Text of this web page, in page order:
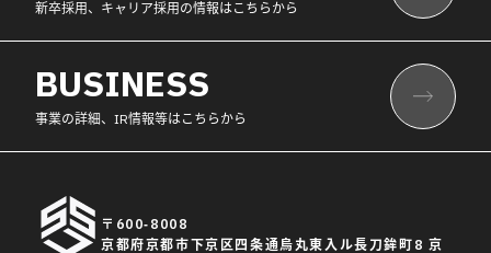
新卒採用、キャリア採用の情報はこちらから
BUSINESS
事業の詳細、IR情報等はこちらから
〒600-8008
京都府京都市下京区四条通烏丸東入ル長刀鉾町8 京